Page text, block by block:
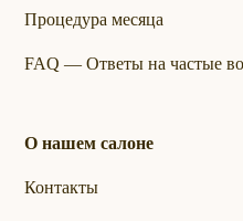
Процедура месяца
FAQ — Ответы на частые
О нашем салоне
Контакты